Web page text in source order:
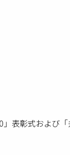
表彰式および「